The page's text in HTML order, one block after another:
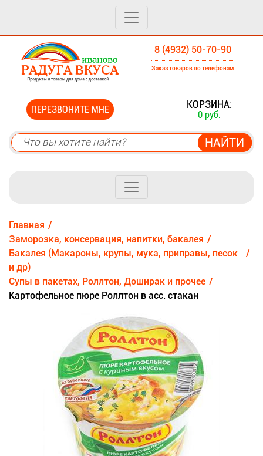
8 (4932) 50-70-90
Заказ товаров по телефонам
ПЕРЕЗВОНИТЕ МНЕ КОРЗИНА:
0 руб.
Главная
Заморозка, консервация, напитки, бакалея
Бакалея (Макароны, крупы, мука, приправы, песок
и др)
Супы в пакетах, Роллтон, Доширак и прочее
Картофельное пюре Роллтон в асс. стакан